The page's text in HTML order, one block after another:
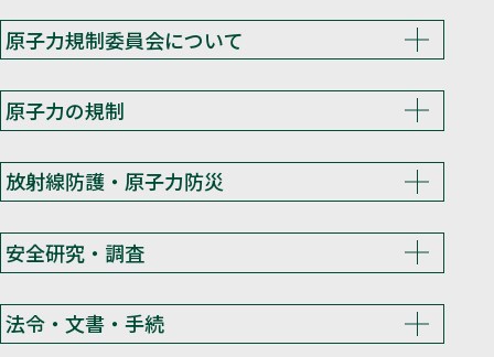
原子力規制委員会について
原子力の規制
放射線防護・原子力防災
安全研究・調査
法令・文書・手続